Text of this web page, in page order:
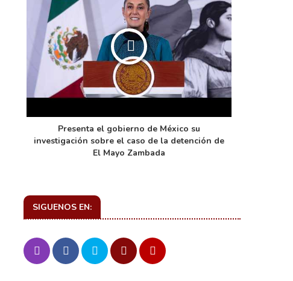
Presenta el gobierno de México su
investigación sobre el caso de la detención de
El Mayo Zambada
SIGUENOS EN: